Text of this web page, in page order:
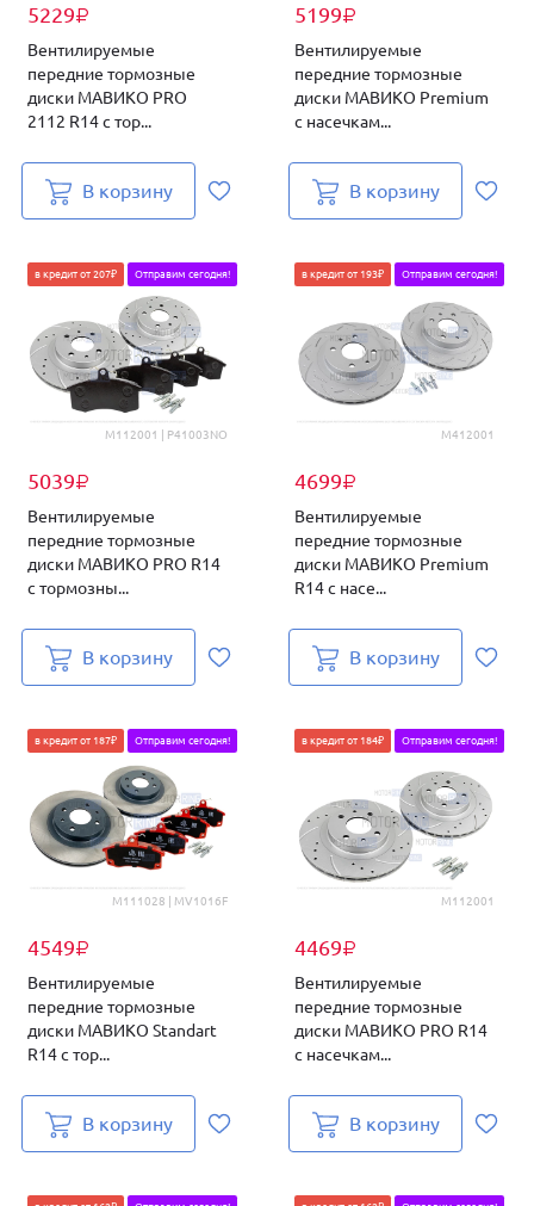
5229₽
Вентилируемые
передние тормозные
диски МАВИКО PRO
2112 R14 с тор...
В корзину
5199₽
Вентилируемые
передние тормозные
диски МАВИКО Premium
с насечкам...
В корзину
M112001 | P41003NO
5039₽
в кредит от 207₽ Отправим сегодня!
Вентилируемые
передние тормозные
диски МАВИКО PRO R14
с тормозны...
В корзину
M412001
4699₽
в кредит от 193₽ Отправим сегодня!
Вентилируемые
передние тормозные
диски МАВИКО Premium
R14 с насе...
В корзину
M111028 | MV1016F
4549₽
в кредит от 187₽ Отправим сегодня!
Вентилируемые
передние тормозные
диски МАВИКО Standart
R14 с тор...
В корзину
M112001
4469₽
в кредит от 184₽ Отправим сегодня!
Вентилируемые
передние тормозные
диски МАВИКО PRO R14
с насечкам...
В корзину